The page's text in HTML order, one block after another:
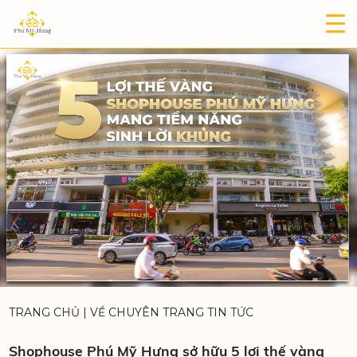
TRANG CHỦ | VỀ CHUYÊN TRANG TIN TỨC
Shophouse Phú Mỹ Hưng sở hữu 5 lợi thế vàng